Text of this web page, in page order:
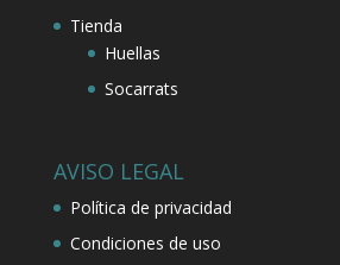
Tienda
Huellas
Socarrats
AVISO LEGAL
Política de privacidad
Condiciones de uso